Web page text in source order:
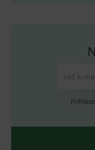
Váš e-